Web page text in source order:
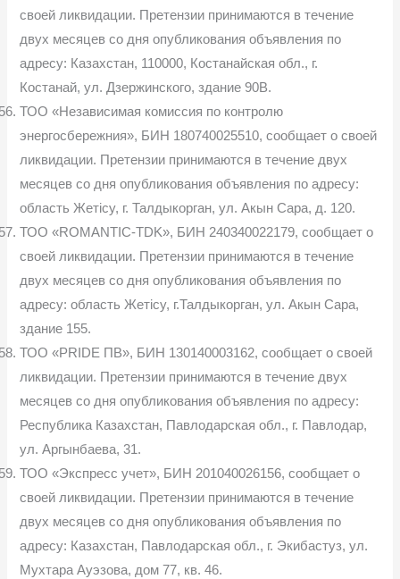
своей ликвидации. Претензии принимаются в течение
двух месяцев со дня опубликования объявления по
адресу: Казахстан, 110000, Костанайская обл., г.
Костанай, ул. Дзержинского, здание 90В.
ТОО «Независимая комиссия по контролю
энергосбережния», БИН 180740025510, сообщает о своей
ликвидации. Претензии принимаются в течение двух
месяцев со дня опубликования объявления по адресу:
область Жетісу, г. Талдыкорган, ул. Акын Сара, д. 120.
ТОО «ROMANTIC-TDK», БИН 240340022179, сообщает о
своей ликвидации. Претензии принимаются в течение
двух месяцев со дня опубликования объявления по
адресу: область Жетісу, г.Талдыкорган, ул. Акын Сара,
здание 155.
ТОО «PRIDE ПВ», БИН 130140003162, сообщает о своей
ликвидации. Претензии принимаются в течение двух
месяцев со дня опубликования объявления по адресу:
Республика Казахстан, Павлодарская обл., г. Павлодар,
ул. Аргынбаева, 31.
ТОО «Экспресс учет», БИН 201040026156, сообщает о
своей ликвидации. Претензии принимаются в течение
двух месяцев со дня опубликования объявления по
адресу: Казахстан, Павлодарская обл., г. Экибастуз, ул.
Мухтара Ауэзова, дом 77, кв. 46.